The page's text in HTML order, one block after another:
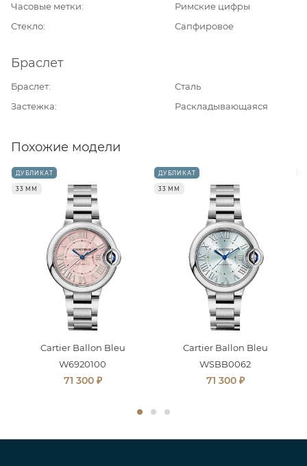
Часовые метки
Римские цифры
Стекло
Сапфировое
Браслет
Браслет
Сталь
Застежка
Раскладывающаяся
Похожие модели
ДУБЛИКАТ
33 ММ
Cartier Ballon Bleu
W6920100
71 300 ₽
ДУБЛИКАТ
33 ММ
Cartier Ballon Bleu
WSBB0062
71 300 ₽